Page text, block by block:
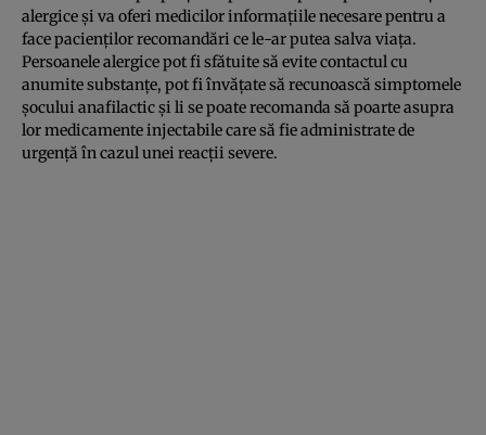
alergice şi va oferi medicilor informaţiile necesare pentru a
face pacienţilor recomandări ce le-ar putea salva viaţa.
Persoanele alergice pot fi sfătuite să evite contactul cu
anumite substanţe, pot fi învăţate să recunoască simptomele
şocului anafilactic şi li se poate recomanda să poarte asupra
lor medicamente injectabile care să fie administrate de
urgenţă în cazul unei reacţii severe.